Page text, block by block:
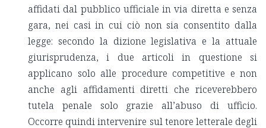
affidati dal pubblico ufficiale in via diretta e senza
gara, nei casi in cui ciò non sia consentito dalla
legge: secondo la dizione legislativa e la attuale
giurisprudenza, i due articoli in questione si
applicano solo alle procedure competitive e non
anche agli affidamenti diretti che riceverebbero
tutela penale solo grazie all’abuso di ufficio.
Occorre quindi intervenire sul tenore letterale degli